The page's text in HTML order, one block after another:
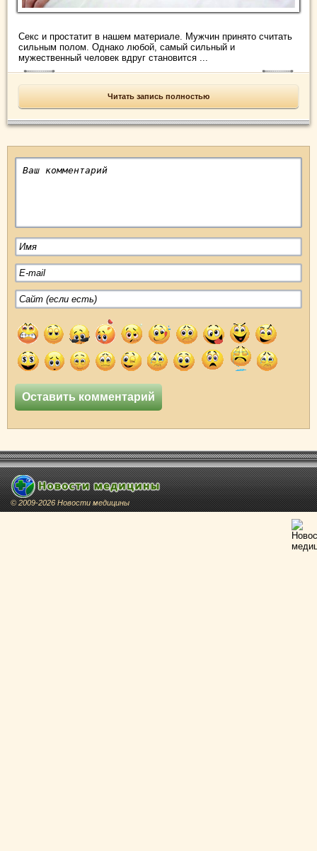
Секс и простатит в нашем материале. Мужчин принято считать
сильным полом. Однако любой, самый сильный и
мужественный человек вдруг становится ...
Читать запись полностью
© 2009-2026 Новости медицины